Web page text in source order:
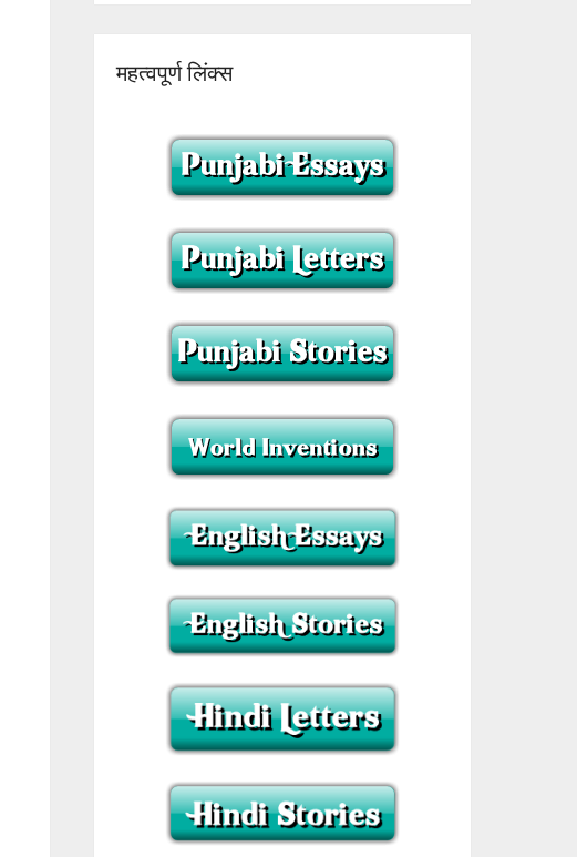
महत्वपूर्ण लिंक्स